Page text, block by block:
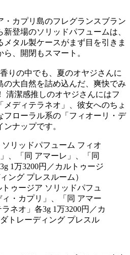
・カプリ島のフレグランスブラン
登場のソリッドパフュームは、
タル製ケースがまず目を引きま
、開閉もスマート。
りの中でも、夏のオヤジさんに
の大自然を詰め込んだ、爽快でみ
清潔感推しのオヤジさんにはフ
メディテラネオ」、彼女へのちょ
フローラル系の「フィオーリ・デ
ナップです。
ゥージア ソリッドパフュ
・カプリ」、「同 アマー
ネオ」各3g 1万3200円／カ
トレーディング プレスル